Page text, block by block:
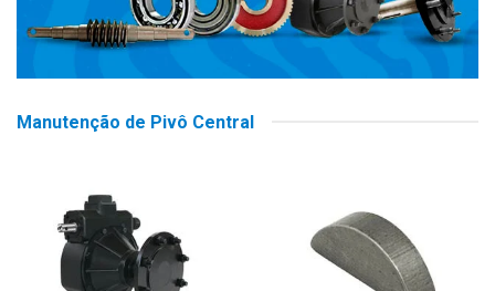
Manutenção de Pivô Central